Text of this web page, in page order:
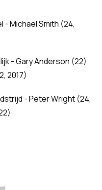
- Michael Smith (24,
- Gary Anderson (22)
2017)
- Peter Wright (24,